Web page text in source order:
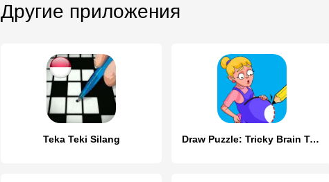
Другие приложения
Teka Teki Silang Draw Puzzle: Tricky Brain Test